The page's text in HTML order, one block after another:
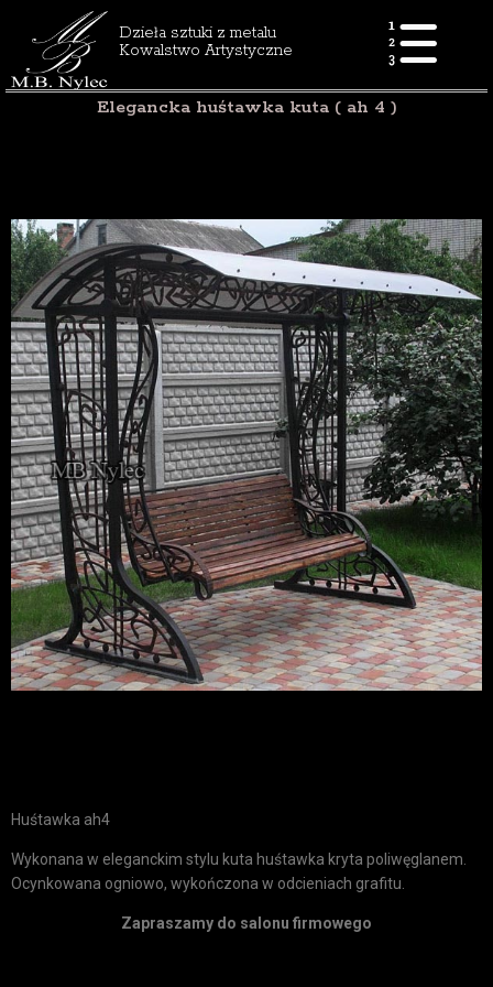
Dzieła sztuki z metalu
Kowalstwo Artystyczne
Elegancka huśtawka kuta ( ah 4 )
Huśtawka ah4
Wykonana w eleganckim stylu kuta huśtawka kryta poliwęglanem.
Ocynkowana ogniowo, wykończona w odcieniach grafitu.
Zapraszamy do salonu firmowego